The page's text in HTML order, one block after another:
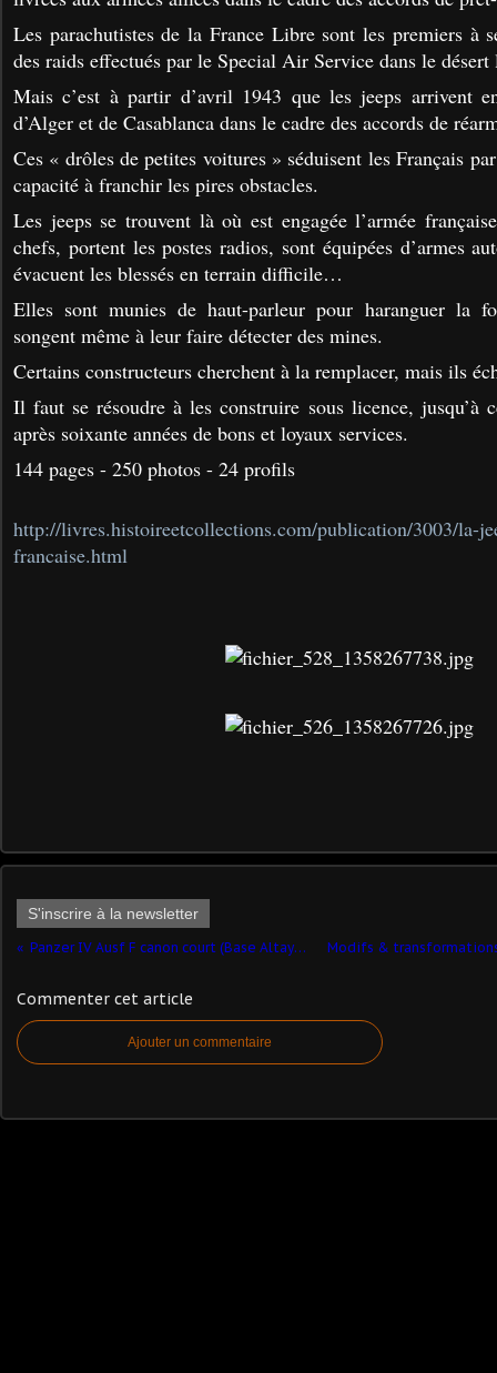
Les parachutistes de la France Libre sont les premiers à
des raids effectués par le Special Air Service dans le désert
Mais c’est à partir d’avril 1943 que les jeeps arrivent
d’Alger et de Casablanca dans le cadre des accords de
Ces « drôles de petites voitures » séduisent les Français
capacité à franchir les pires obstacles.
Les jeeps se trouvent là où est engagée l’armée
chefs, portent les postes radios, sont équipées d’armes
évacuent les blessés en terrain difficile…
Elles sont munies de haut-parleur pour haranguer la
songent même à leur faire détecter des mines.
Certains constructeurs cherchent à la remplacer, mais ils
Il faut se résoudre à les construire sous licence, jusqu’à
après soixante années de bons et loyaux services.
144 pages - 250 photos - 24 profils
http://livres.histoireetcollections.com/publication/3003/la-
francaise.html
S'inscrire à la newsletter
Panzer IV Ausf F canon court (Base Altaya - 1/43 - par Hervé C.) ​
Commenter cet article
Ajouter un commentaire